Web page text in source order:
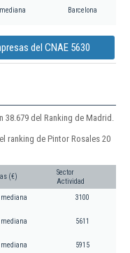
mediana Barcelona
del CNAE 5630
38.679 del Ranking de Madrid.
ranking de Pintor Rosales 20
(€)
Sector
Actividad
mediana 3100
mediana 5611
mediana 5915